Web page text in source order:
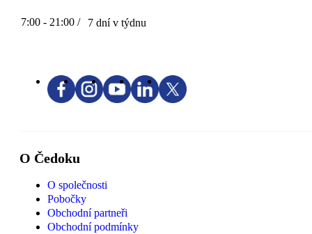
7:00 - 21:00 / 7 dní v týdnu
O Čedoku
O společnosti
Pobočky
Obchodní partneři
Obchodní podmínky